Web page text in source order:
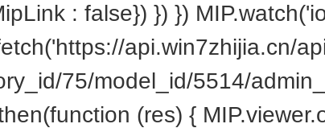
: false}) }) })
api.win7zhijia.cn/
75/model_id/5514/
(res) {